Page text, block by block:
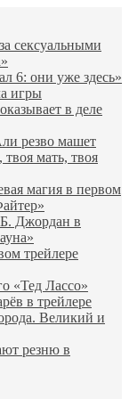
сексуальными
6: они уже здесь»
игры
в деле
резво машет
мать, твоя
магия в первом
Джордан в
трейлере
«Тед Лассо»
в трейлере
Великий и
резню в